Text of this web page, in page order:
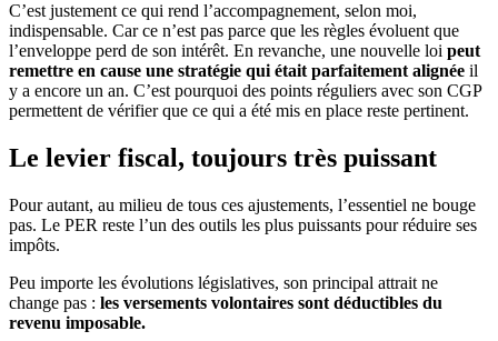
C’est justement ce qui rend l’accompagnement, selon moi,
indispensable. Car ce n’est pas parce que les règles évoluent que
l’enveloppe perd de son intérêt. En revanche, une nouvelle loi peut
remettre en cause une stratégie qui était parfaitement alignée il
y a encore un an. C’est pourquoi des points réguliers avec son CGP
permettent de vérifier que ce qui a été mis en place reste pertinent.
Le levier fiscal, toujours très puissant
Pour autant, au milieu de tous ces ajustements, l’essentiel ne bouge
pas. Le PER reste l’un des outils les plus puissants pour réduire ses
impôts.
Peu importe les évolutions législatives, son principal attrait ne
change pas : les versements volontaires sont déductibles du
revenu imposable.